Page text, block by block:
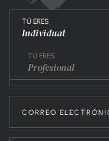
TÚ ERES
Individual
TÚ ERES
Profesional